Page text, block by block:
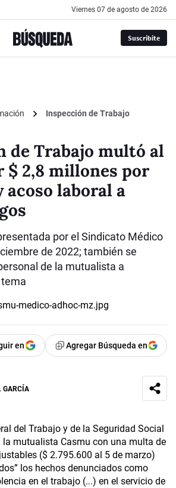
viernes 07 de agosto de 2026
Suscribite
Inspección de Trabajo
de Trabajo multó al
$ 2,8 millones por
laboral a
por el Sindicato Médico
de 2022; también se
de la mutualista a
en Agregar Búsqueda en
GARCÍA
del Trabajo y de la Seguridad Social
la mutualista Casmu con una multa de
($ 2.795.600 al 5 de marzo)
los hechos denunciados como
en el trabajo (...) en el servicio de